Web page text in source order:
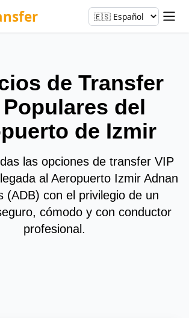
de Transfer
Populares del
de Izmir
las opciones de transfer VIP
al Aeropuerto Izmir Adnan
(ADB) con el privilegio de un
cómodo y con conductor
profesional.